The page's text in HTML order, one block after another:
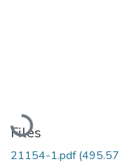
Loading...
Files
21154-1.pdf